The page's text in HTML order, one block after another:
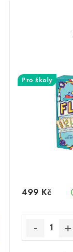
Pro školy
499 Kč